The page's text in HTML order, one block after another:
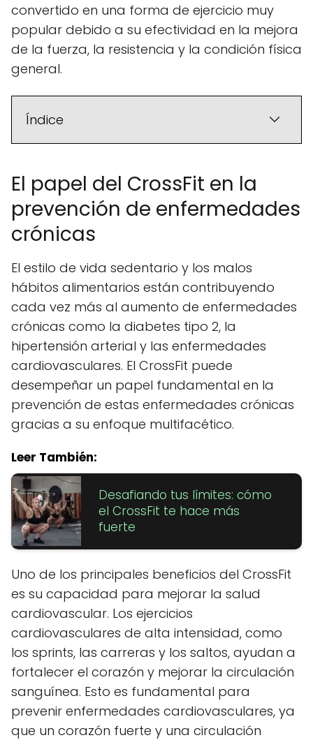
convertido en una forma de ejercicio muy
popular debido a su efectividad en la mejora
de la fuerza, la resistencia y la condición física
general.
Índice
El papel del CrossFit en la
prevención de enfermedades
crónicas
El estilo de vida sedentario y los malos
hábitos alimentarios están contribuyendo
cada vez más al aumento de enfermedades
crónicas como la diabetes tipo 2, la
hipertensión arterial y las enfermedades
cardiovasculares. El CrossFit puede
desempeñar un papel fundamental en la
prevención de estas enfermedades crónicas
gracias a su enfoque multifacético.
Leer También:
Desafiando tus límites: cómo
el CrossFit te hace más
fuerte
Uno de los principales beneficios del CrossFit
es su capacidad para mejorar la salud
cardiovascular. Los ejercicios
cardiovasculares de alta intensidad, como
los sprints, las carreras y los saltos, ayudan a
fortalecer el corazón y mejorar la circulación
sanguínea. Esto es fundamental para
prevenir enfermedades cardiovasculares, ya
que un corazón fuerte y una circulación